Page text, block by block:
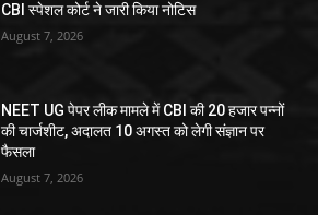
CBI स्पेशल कोर्ट ने जारी किया नोटिस
August 7, 2026
NEET UG पेपर लीक मामले में CBI की 20 हजार पन्नों
की चार्जशीट, अदालत 10 अगस्त को लेगी संज्ञान पर
फैसला
August 7, 2026